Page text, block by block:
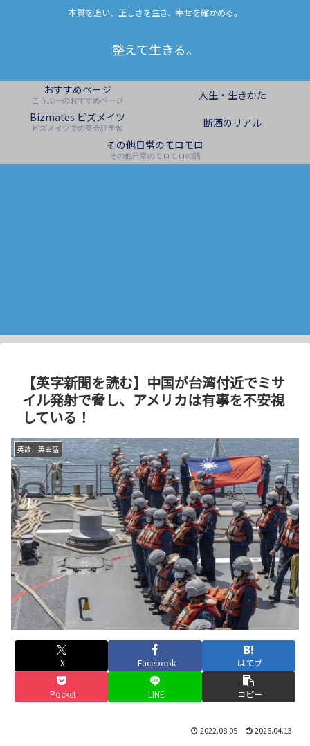
本質を追い、正しさを生き、幸せを確かめる。
整えて生きる。
おすすめページ
こうぷーのおすすめページ
人生・生きかた
Bizmates ビズメイツ
ビズメイツでの英会話学習
断酒のリアル
その他日常のモロモロ
その他日常のモロモロの話
【英字新聞を読む】中国が台湾付近でミサ
イル発射で脅し、アメリカは有事を不安視
している！
英語、英会話
X Facebook はてブ
Pocket LINE コピー
2022.08.05 2026.04.13